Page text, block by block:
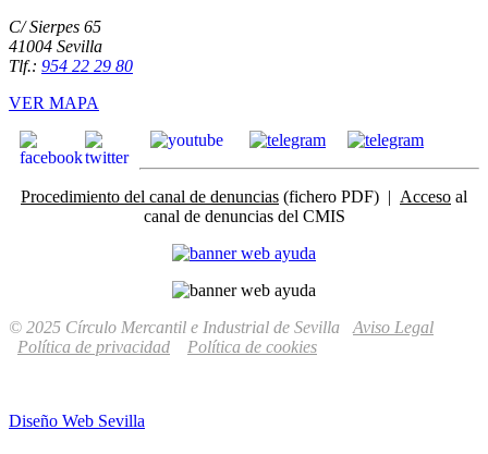
C/ Sierpes 65
41004 Sevilla
Tlf.: 954 22 29 80
VER MAPA
Procedimiento del canal de denuncias (fichero PDF) | Acceso al
canal de denuncias del CMIS
© 2025 Círculo Mercantil e Industrial de Sevilla Aviso Legal
Política de privacidad
Política de cookies
Diseño Web Sevilla